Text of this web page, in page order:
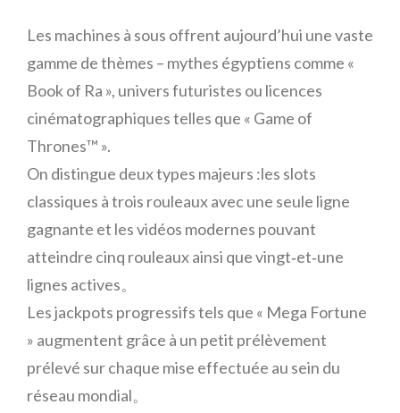
Les machines à sous offrent aujourd’hui une vaste
gamme de thèmes – mythes égyptiens comme «
Book of Ra », univers futuristes ou licences
cinématographiques telles que « Game of
Thrones™ ».
On distingue deux types majeurs :les slots
classiques à trois rouleaux avec une seule ligne
gagnante et les vidéos modernes pouvant
atteindre cinq rouleaux ainsi que vingt‑et‑une
lignes actives。
Les jackpots progressifs tels que « Mega Fortune
» augmentent grâce à un petit prélèvement
prélevé sur chaque mise effectuée au sein du
réseau mondial。